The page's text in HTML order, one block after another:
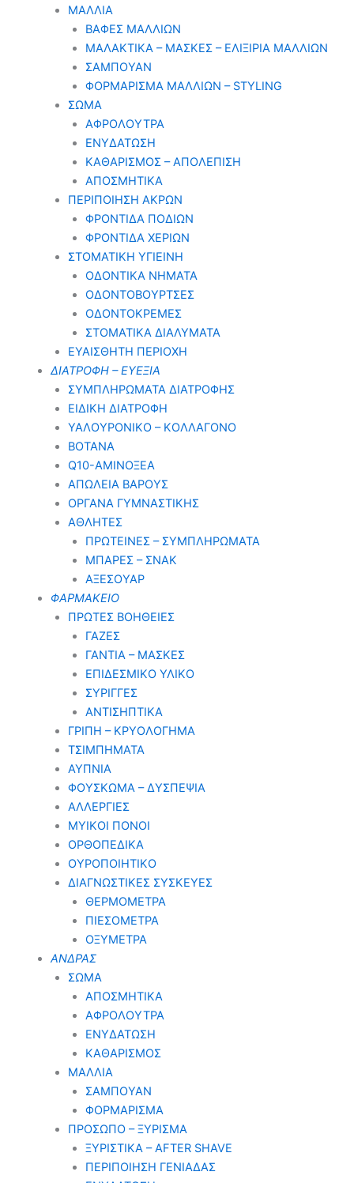
ΜΑΛΛΙΑ
ΒΑΦΕΣ ΜΑΛΛΙΩΝ
ΜΑΛΑΚΤΙΚΑ – ΜΑΣΚΕΣ – ΕΛΙΞΙΡΙΑ ΜΑΛΛΙΩΝ
ΣΑΜΠΟΥΑΝ
ΦΟΡΜΑΡΙΣΜΑ ΜΑΛΛΙΩΝ – STYLING
ΣΩΜΑ
ΑΦΡΟΛΟΥΤΡΑ
ΕΝΥΔΑΤΩΣΗ
ΚΑΘΑΡΙΣΜΟΣ – ΑΠΟΛΕΠΙΣΗ
ΑΠΟΣΜΗΤΙΚΑ
ΠΕΡΙΠΟΙΗΣΗ ΑΚΡΩΝ
ΦΡΟΝΤΙΔΑ ΠΟΔΙΩΝ
ΦΡΟΝΤΙΔΑ ΧΕΡΙΩΝ
ΣΤΟΜΑΤΙΚΗ ΥΓΙΕΙΝΗ
ΟΔΟΝΤΙΚΑ ΝΗΜΑΤΑ
ΟΔΟΝΤΟΒΟΥΡΤΣΕΣ
ΟΔΟΝΤΟΚΡΕΜΕΣ
ΣΤΟΜΑΤΙΚΑ ΔΙΑΛΥΜΑΤΑ
ΕΥΑΙΣΘΗΤΗ ΠΕΡΙΟΧΗ
ΔΙΑΤΡΟΦΗ – ΕΥΕΞΙΑ
ΣΥΜΠΛΗΡΩΜΑΤΑ ΔΙΑΤΡΟΦΗΣ
ΕΙΔΙΚΗ ΔΙΑΤΡΟΦΗ
ΥΑΛΟΥΡΟΝΙΚΟ – ΚΟΛΛΑΓΟΝΟ
ΒΟΤΑΝΑ
Q10-ΑΜΙΝΟΞΕΑ
ΑΠΩΛΕΙΑ ΒΑΡΟΥΣ
ΟΡΓΑΝΑ ΓΥΜΝΑΣΤΙΚΗΣ
ΑΘΛΗΤΕΣ
ΠΡΩΤΕΙΝΕΣ – ΣΥΜΠΛΗΡΩΜΑΤΑ
ΜΠΑΡΕΣ – ΣΝΑΚ
ΑΞΕΣΟΥΑΡ
ΦΑΡΜΑΚΕΙΟ
ΠΡΩΤΕΣ ΒΟΗΘΕΙΕΣ
ΓΑΖΕΣ
ΓΑΝΤΙΑ – ΜΑΣΚΕΣ
ΕΠΙΔΕΣΜΙΚΟ ΥΛΙΚΟ
ΣΥΡΙΓΓΕΣ
ΑΝΤΙΣΗΠΤΙΚΑ
ΓΡΙΠΗ – ΚΡΥΟΛΟΓΗΜΑ
ΤΣΙΜΠΗΜΑΤΑ
ΑΥΠΝΙΑ
ΦΟΥΣΚΩΜΑ – ΔΥΣΠΕΨΙΑ
ΑΛΛΕΡΓΙΕΣ
ΜΥΙΚΟΙ ΠΟΝΟΙ
ΟΡΘΟΠΕΔΙΚΑ
ΟΥΡΟΠΟΙΗΤΙΚΟ
ΔΙΑΓΝΩΣΤΙΚΕΣ ΣΥΣΚΕΥΕΣ
ΘΕΡΜΟΜΕΤΡΑ
ΠΙΕΣΟΜΕΤΡΑ
ΟΞΥΜΕΤΡΑ
ΑΝΔΡΑΣ
ΣΩΜΑ
ΑΠΟΣΜΗΤΙΚΑ
ΑΦΡΟΛΟΥΤΡΑ
ΕΝΥΔΑΤΩΣΗ
ΚΑΘΑΡΙΣΜΟΣ
ΜΑΛΛΙΑ
ΣΑΜΠΟΥΑΝ
ΦΟΡΜΑΡΙΣΜΑ
ΠΡΟΣΩΠΟ – ΞΥΡΙΣΜΑ
ΞΥΡΙΣΤΙΚΑ – ΑFTER SHAVE
ΠΕΡΙΠΟΙΗΣΗ ΓΕΝΙΑΔΑΣ